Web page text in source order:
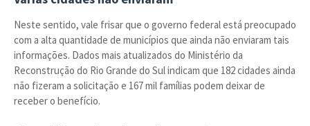
Neste sentido, vale frisar que o governo federal está preocupado
com a alta quantidade de municípios que ainda não enviaram tais
informações. Dados mais atualizados do Ministério da
Reconstrução do Rio Grande do Sul indicam que 182 cidades ainda
não fizeram a solicitação e 167 mil famílias podem deixar de
receber o benefício.